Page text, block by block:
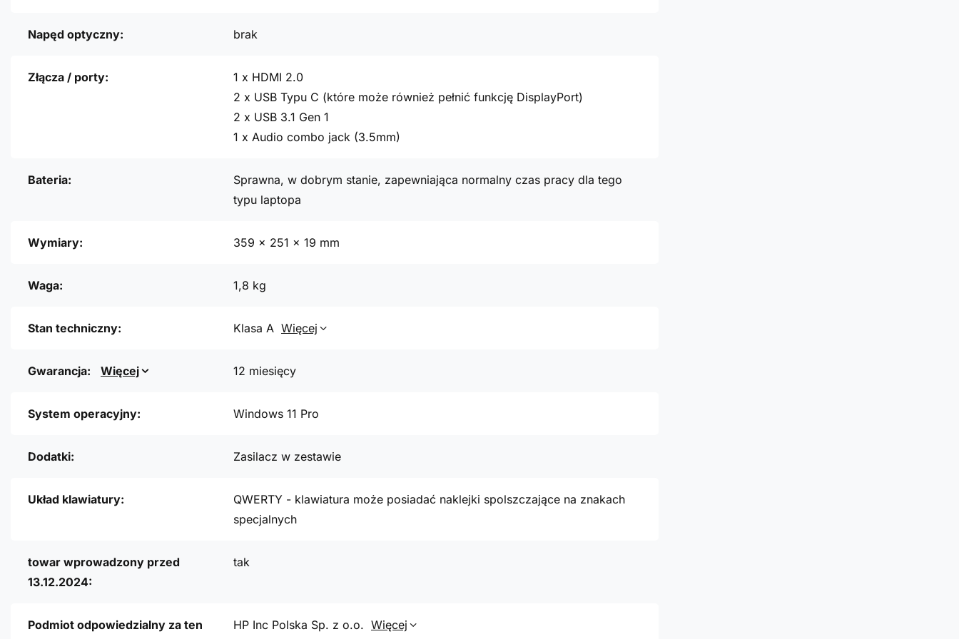
Napęd optyczny: brak
Złącza / porty:
1 x HDMI 2.0
2 x USB Typu C (które może również pełnić funkcję DisplayPort)
2 x USB 3.1 Gen 1
1 x Audio combo jack (3.5mm)
Bateria:
Sprawna, w dobrym stanie, zapewniająca normalny czas pracy dla tego
typu laptopa
Wymiary: 359 x 251 x 19 mm
Waga: 1,8 kg
Stan techniczny: Klasa A Więcej
Gwarancja: Więcej 12 miesięcy
System operacyjny: Windows 11 Pro
Dodatki: Zasilacz w zestawie
Układ klawiatury:
QWERTY - klawiatura może posiadać naklejki spolszczające na znakach
specjalnych
towar wprowadzony przed
13.12.2024:
tak
Podmiot odpowiedzialny za ten
HP Inc Polska Sp. z o.o. Więcej